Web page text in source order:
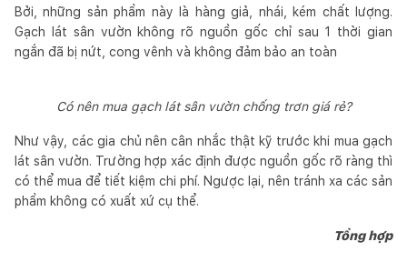
Bởi, những sản phẩm này là hàng giả, nhái, kém chất lượng.
Gạch lát sân vườn không rõ nguồn gốc chỉ sau 1 thời gian
ngắn đã bị nứt, cong vênh và không đảm bảo an toàn
Có nên mua gạch lát sân vườn chống trơn giá rẻ?
Như vậy, các gia chủ nên cân nhắc thật kỹ trước khi mua gạch
lát sân vườn. Trường hợp xác định được nguồn gốc rõ ràng thì
có thể mua để tiết kiệm chi phí. Ngược lại, nên tránh xa các sản
phẩm không có xuất xứ cụ thể.
Tổng hợp